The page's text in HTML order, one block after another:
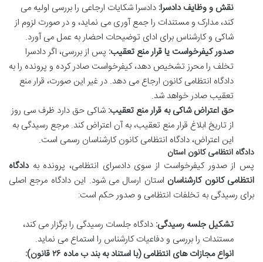
نقش و وظایف دادسرا: دادسرا شکایات ارجاعی را بررسی اولیه می
کند، مدارک و مستندات را جمع آوری می نماید، و در صورت لزوم از
شاکی و کارشناس برای ادای توضیحات احضار به عمل می آورد.
صدور کیفرخواست یا قرار منع تعقیب: پس از بررسی، اگر دادسرا
تخلف را محرز تشخیص دهد، کیفرخواست صادر کرده و پرونده را به
دادگاه انتظامی کانون ارجاع می دهد. در غیر این صورت، قرار منع
تعقیب صادر خواهد شد.
حق اعتراض شاکی به قرار منع تعقیب: شاکی حق دارد ظرف سی روز
از تاریخ ابلاغ قرار منع تعقیب، به آن اعتراض کند. مرجع رسیدگی به
این اعتراض، دادگاه انتظامی کانون کارشناسان رسمی است.
دادگاه انتظامی کانون استان
پس از صدور کیفرخواست از سوی دادسرای انتظامی، پرونده بهدادگاه
انتظامی کانون کارشناسان استان ارسال می شود. این دادگاه مرجع اصلی
برای رسیدگی به تخلفات انتظامی و صدور حکم است:
تشکیل جلسه رسیدگی: دادگاه جلسات رسیدگی را برگزار می کند،
مستندات را بررسی و دفاعیات کارشناس را استماع می نماید.
انواع مجازات های انتظامی (با استناد به بند ب ماده ۲۶ قانون):